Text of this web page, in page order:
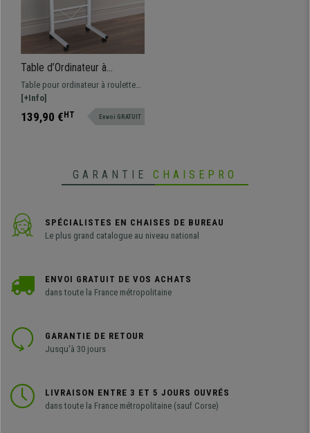
Table d’Ordinateur à
Roulettes CORA, Ajustable
en Hauteur, En Bois, Blanc et
Table pour ordinateur à roulettes
CORA, design égant. Dimensions
compactes et hauteur ajustable.
[+Info]
139,90 €HT Envoi GRATUIT
GARANTIE CHAISEPRO
SPÉCIALISTES EN CHAISES DE BUREAU
Le plus grand catalogue au niveau national
ENVOI GRATUIT DE VOS ACHATS
dans toute la France métropolitaine
GARANTIE DE RETOUR
Jusqu'à 30 jours
LIVRAISON ENTRE 3 ET 5 JOURS OUVRÉS
dans toute la France métropolitaine (sauf Corse)